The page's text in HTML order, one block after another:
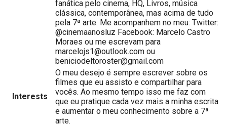
fanática pelo cinema, HQ, Livros, música
clássica, contemporânea, mas acima de tudo
pela 7ª arte. Me acompanhem no meu: Twitter:
@cinemaanosluz Facebook: Marcelo Castro
Moraes ou me escrevam para
marcelojs1@outlook.com ou
beniciodeltoroster@gmail.com
Interests
O meu desejo é sempre escrever sobre os
filmes que eu assisto e compartilhar para
vocês. Ao mesmo tempo isso me faz com
que eu pratique cada vez mais a minha escrita
e aumentar o meu conhecimento sobre a 7ª
arte.